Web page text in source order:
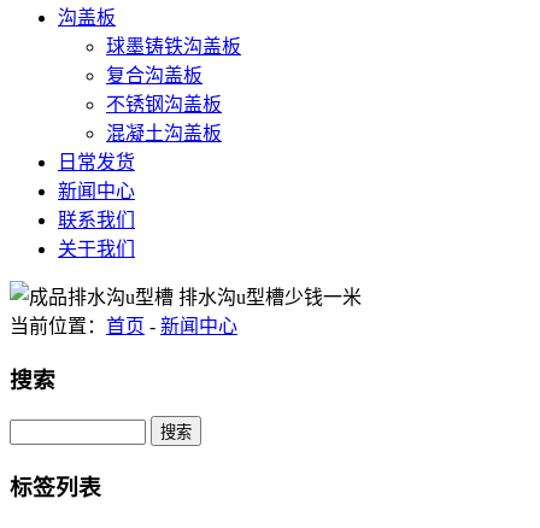
沟盖板
球墨铸铁沟盖板
复合沟盖板
不锈钢沟盖板
混凝土沟盖板
日常发货
新闻中心
联系我们
关于我们
当前位置： 首页 - 新闻中心
搜索
Search
标签列表